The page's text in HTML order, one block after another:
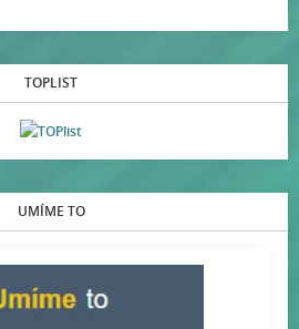
TOPLIST
UMÍME TO